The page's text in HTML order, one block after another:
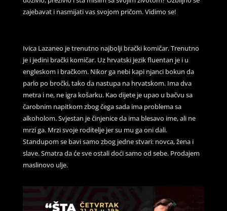
zajebavat i nasmijati vas svojom pričom. Vidimo se!
Ivica Lazaneo je trenutno najbolji brački komičar. Trenutno
je i jedini brački komičar. Uz hrvatski jezik fluentan je i u
engleskom i bračkom. Nikor ga nebi kapi njanci bokun da
parlo po bročki, tako da nastupa na hrvatskom. Ima dva
metra i ne, ne igra košarku. Kao dijete je upao u bačvu sa
čarobnim napitkom zbog čega sada ima problema sa
alkoholom. Svjestan je činjenice da ima blesavo ime, ali ne
mrzi ga. Mrzi svoje roditelje jer su mu ga oni dali.
Standupom se bavi samo zbog jedne stvari: novca, žena i
slave. Smatra da će sve ostali doći samo od sebe. Prodajem
maslinovo ulje.